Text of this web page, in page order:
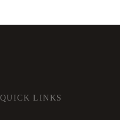
QUICK LINKS